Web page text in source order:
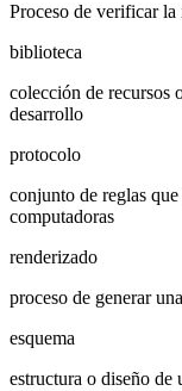
Proceso de verificar la
biblioteca
colección de recursos
desarrollo
protocolo
conjunto de reglas
computadoras
renderizado
proceso de generar
esquema
estructura o diseño de